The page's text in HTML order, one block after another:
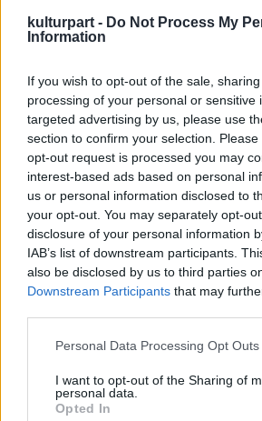
kulturpart - Do Not Process My
Information
If you wish to opt-out of the sale,
processing of your personal or sensitive
targeted advertising by us, please use
section to confirm your selection.
opt-out request is processed you may
interest-based ads based on personal
us or personal information disclosed to
your opt-out. You may separately opt-
disclosure of your personal information
IAB’s list of downstream participants.
also be disclosed by us to third parties
Downstream Participants that may
Please note that this website/app uses
not limited to your visit or usage
grant or deny consent to Google and its
use your data for below specified
Personal Data Processing Opt Outs
I want to opt-out of the Sharing of
personal data.
Opted In
ad koncertet a Balaton
atya, mentálhigiénés
párkapcsolati
konfliktuskezelésről tart
Újpesti Rendezvénytérben.
Árnyékok játéka címmel
Katona József Művelődési
workshopra várnak
mindenkit, és az elkészítés
próbálni a saját árnyfigurákat.
ötvözi a szépirodalmat a
színházat a rapzenével a
AGORA- Művelődési és
estje, míg Pápán a Huszár
interakatív robotika bemutató
érdeklődő gyerekeket, ahol a
alapjaival ismerkedhetnek meg.